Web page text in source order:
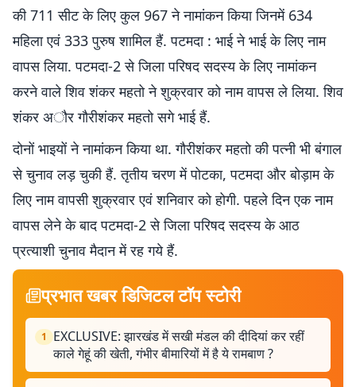
की 711 सीट के लिए कुल 967 ने नामांकन किया जिनमें 634
महिला एवं 333 पुरुष शामिल हैं. पटमदा : भाई ने भाई के लिए नाम
वापस लिया. पटमदा-2 से जिला परिषद सदस्य के लिए नामांकन
करने वाले शिव शंकर महतो ने शुक्रवार को नाम वापस ले लिया. शिव
शंकर अौर गौरीशंकर महतो सगे भाई हैं.
दोनों भाइयों ने नामांकन किया था. गौरीशंकर महतो की पत्नी भी बंगाल
से चुनाव लड़ चुकी हैं. तृतीय चरण में पोटका, पटमदा और बोड़ाम के
लिए नाम वापसी शुक्रवार एवं शनिवार को होगी. पहले दिन एक नाम
वापस लेने के बाद पटमदा-2 से जिला परिषद सदस्य के आठ
प्रत्याशी चुनाव मैदान में रह गये हैं.
प्रभात खबर डिजिटल टॉप स्टोरी
1
EXCLUSIVE: झारखंड में सखी मंडल की दीदियां कर रहीं
काले गेहूं की खेती, गंभीर बीमारियों में है ये रामबाण ?